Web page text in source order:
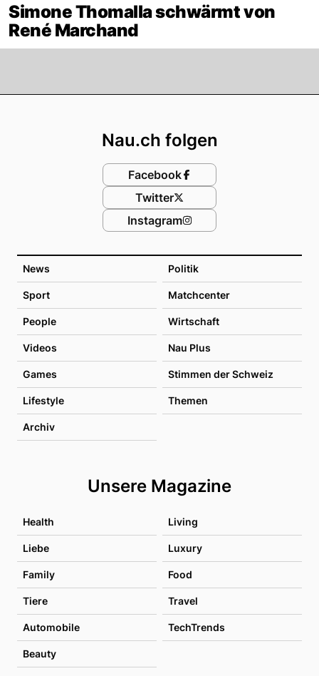
Simone Thomalla schwärmt von
René Marchand
News Politik
Sport Matchcenter
People Wirtschaft
Videos Nau Plus
Games Stimmen der Schweiz
Lifestyle Themen
Archiv
Unsere Magazine
Health Living
Liebe Luxury
Family Food
Tiere Travel
Automobile TechTrends
Beauty
Nau.ch folgen
Facebook
Twitter
Instagram